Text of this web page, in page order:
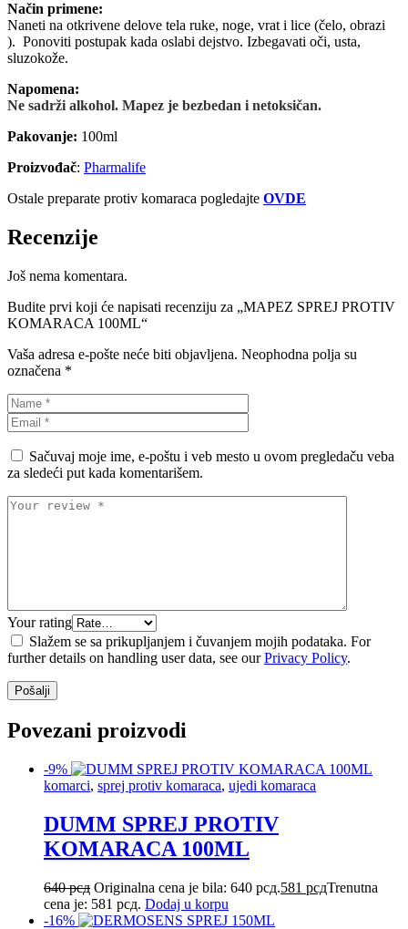
Način primene:
Naneti na otkrivene delove tela ruke, noge, vrat i lice (čelo, obrazi
). Ponoviti postupak kada oslabi dejstvo. Izbegavati oči, usta,
sluzokože.
Napomena:
Ne sadrži alkohol. Mapez je bezbedan i netoksičan.
Pakovanje: 100ml
Proizvođač: Pharmalife
Ostale preparate protiv komaraca pogledajte OVDE
Recenzije
Još nema komentara.
Budite prvi koji će napisati recenziju za „MAPEZ SPREJ PROTIV
KOMARACA 100ML“
Vaša adresa e-pošte neće biti objavljena. Neophodna polja su
označena *
Sačuvaj moje ime, e-poštu i veb mesto u ovom pregledaču veba
za sledeći put kada komentarišem.
Your rating
Slažem se sa prikupljanjem i čuvanjem mojih podataka. For
further details on handling user data, see ourPrivacy Policy.
Povezani proizvodi
-9%
komarci, sprej protiv komaraca, ujedi komaraca
DUMM SPREJ PROTIV
KOMARACA 100ML
640рсд Originalna cena je bila: 640 рсд.581 рсдTrenutna
cena je: 581 рсд. Dodaj u korpu
-16%